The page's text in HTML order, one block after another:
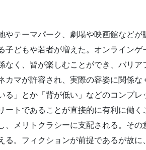
やテーマパーク、劇場や映画館など
子どもや若者が増えた。オンラインゲ
なく、皆が楽しむことができ、バリ
カマが許容され、実際の容姿に関係
る」とか「背が低い」などのコンプ
ートであることが直接的に有利に働
、メリトクラシーに支配される。そ
る。フィクションが前提であるが故